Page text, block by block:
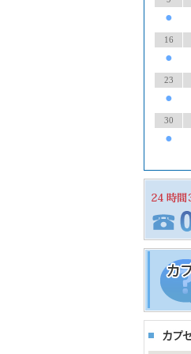
●
16
●
23
●
30
●